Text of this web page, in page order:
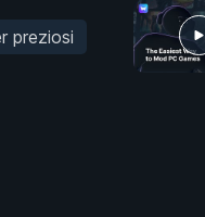
preziosi